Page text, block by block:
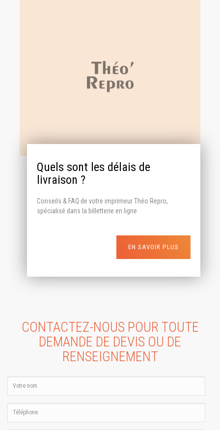
Quels sont les délais de
livraison ?
Conseils & FAQ de votre imprimeur Théo Repro,
spécialisé dans la billetterie en ligne
EN SAVOIR PLUS
CONTACTEZ-NOUS POUR TOUTE
DEMANDE DE DEVIS OU DE
RENSEIGNEMENT